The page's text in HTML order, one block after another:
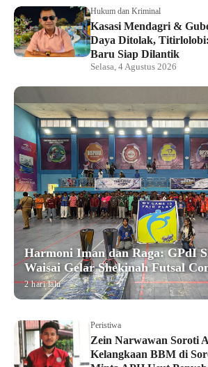
Hukum dan Kriminal
Kasasi Mendagri &
Daya Ditolak,
Baru Siap Dilantik
Selasa, 4 Agustus 2026
Harmoni Iman dan Raga: GPdI
Waisai Gelar Shekinah Futsal
2 hari lalu
Peristiwa
Zein Narwawan Soroti
Kelangkaan BBM di